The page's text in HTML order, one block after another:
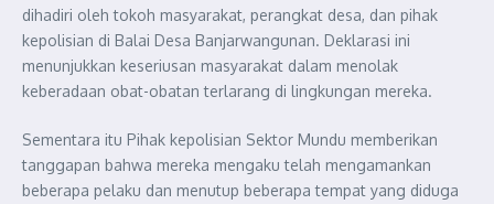
dihadiri oleh tokoh masyarakat, perangkat desa, dan pihak
kepolisian di Balai Desa Banjarwangunan. Deklarasi ini
menunjukkan keseriusan masyarakat dalam menolak
keberadaan obat-obatan terlarang di lingkungan mereka.
Sementara itu Pihak kepolisian Sektor Mundu memberikan
tanggapan bahwa mereka mengaku telah mengamankan
beberapa pelaku dan menutup beberapa tempat yang diduga